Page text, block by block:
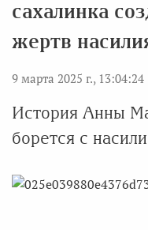
сахалинка
жертв
9 марта 2025 г., 13:04:24
История Анны
борется с